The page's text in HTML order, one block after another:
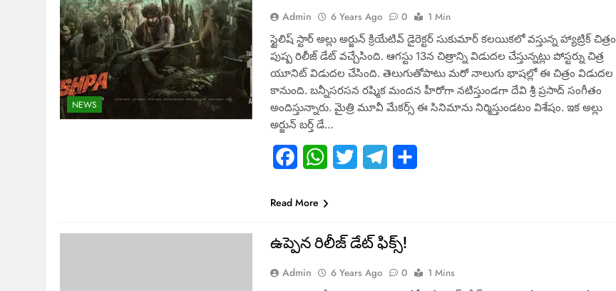
NEWS
Admin 6 Years Ago 0
1 Min
స్టైలిష్ స్టార్ అల్లు అర్జున్ క్రియేటివ్ డైరెక్టర్ సుకుమార్ కలయికలో వస్తున్న హ్యాట్రిక్ చిత్రం
పుష్ప రిలీజ్ డేట్ వచ్చేసింది. ఆగస్టు 13న చిత్రాన్ని విడుదల చేస్తున్నట్లు పోస్టర్ను చిత్ర
యూనిట్ విడుదల చేసింది. తెలుగుతోపాటు మరో నాలుగు భాషల్లో ఈ చిత్రం విడుదల
కానుంది. బన్నీసరసన రష్మిక మందన హీరోగా నటిస్తుండగా దేవి శ్రీ ప్రసాద్ సంగీతం
అందిస్తున్నారు. మైత్రి మూవీ మేకర్స్ ఈ సినిమాను నిర్మిస్తుండటం విశేషం. ఇక అల్లు
అర్జున్ బర్త్ డే…
FacebookWhatsApp
Twitter Telegram
Read More
ఉప్పెన రిలీజ్ డేట్ ఫిక్స్!
Admin 6 Years Ago 0
1 Mins